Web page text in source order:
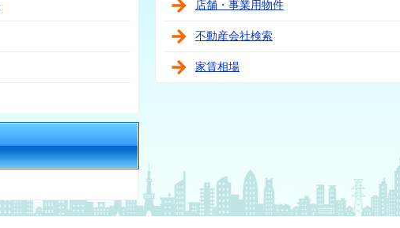
店舗・事業用物件
不動産会社検索
家賃相場